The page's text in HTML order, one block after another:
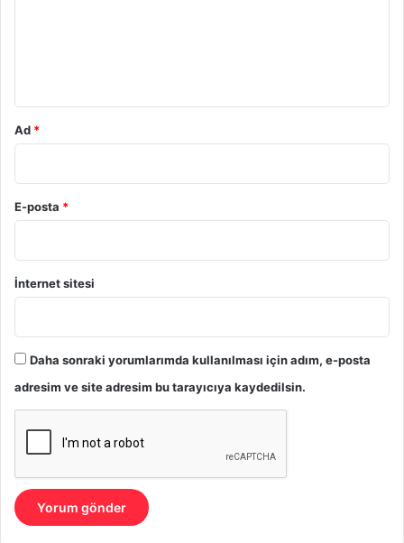
Ad *
E-posta *
İnternet sitesi
Daha sonraki yorumlarımda kullanılması için adım, e-posta
adresim ve site adresim bu tarayıcıya kaydedilsin.